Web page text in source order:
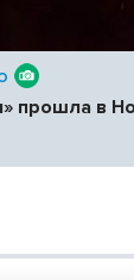
прошла в